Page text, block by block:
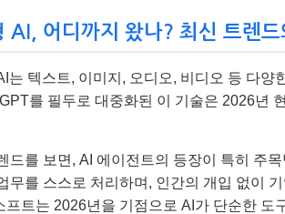
AI, 어디까지 왔나? 최신 트렌드
는 텍스트, 이미지, 오디오, 비디오 등 다
를 필두로 대중화된 이 기술은 2026년
드를 보면, AI 에이전트의 등장이 특히 주
무를 스스로 처리하며, 인간의 개입 없이
프트는 2026년을 기점으로 AI가 단순한